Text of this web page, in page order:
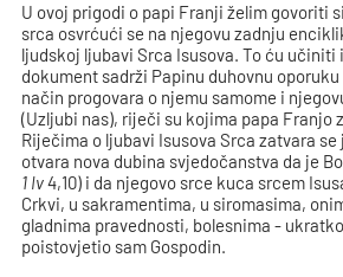
U ovoj prigodi o papi Franji želim govoriti
srca osvrćući se na njegovu zadnju
ljudskoj ljubavi Srca Isusova. To ću učiniti
dokument sadrži Papinu duhovnu
način progovara o njemu samome i
(Uzljubi nas), riječi su kojima papa Franjo
Riječima o ljubavi Isusova Srca zatvara
otvara nova dubina svjedočanstva da je
1 Iv4,10) i da njegovo srce kuca srcem
Crkvi, u sakramentima, u siromasima,
gladnima pravednosti, bolesnima -
poistovjetio sam Gospodin.